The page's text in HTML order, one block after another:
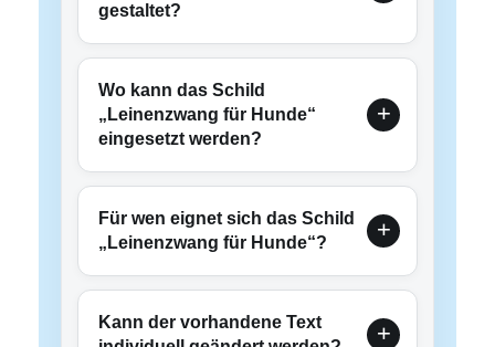
gestaltet?
Wo kann das Schild
„Leinenzwang für Hunde“
eingesetzt werden?
Für wen eignet sich das Schild
„Leinenzwang für Hunde“?
Kann der vorhandene Text